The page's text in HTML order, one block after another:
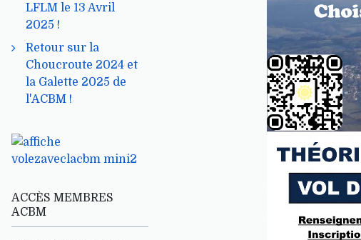
LFLM le 13 Avril
2025 !
Retour sur la
Choucroute 2024 et
la Galette 2025 de
l'ACBM !
ACCÈS MEMBRES
ACBM